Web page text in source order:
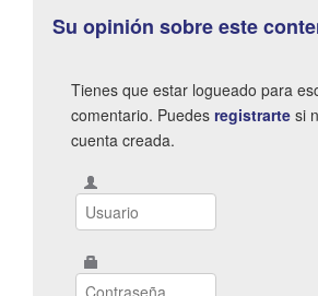
Su opinión sobre este
Tienes que estar logueado para
comentario. Puedes registrarte si
cuenta creada.